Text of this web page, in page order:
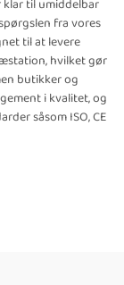
til umiddelbar
fra vores
til at levere
hvilket gør
butikker og
i kvalitet, og
såsom ISO, CE